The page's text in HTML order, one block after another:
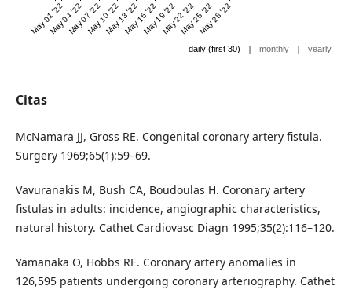
May 01 '22May 04 '22May 07 '22May 10 '22May 13 '22May 16 '22May 19 '22May 22 '22May 25 '22May 28 '22
daily (first 30) | monthly | yearly
Citas
McNamara JJ, Gross RE. Congenital coronary artery fistula.
Surgery 1969;65(1):59–69.
Vavuranakis M, Bush CA, Boudoulas H. Coronary artery
fistulas in adults: incidence, angiographic characteristics,
natural history. Cathet Cardiovasc Diagn 1995;35(2):116–120.
Yamanaka O, Hobbs RE. Coronary artery anomalies in
126,595 patients undergoing coronary arteriography. Cathet